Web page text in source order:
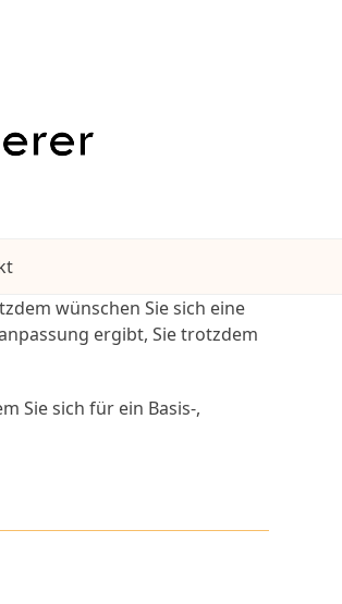
wünschen Sie sich eine
ergibt, Sie trotzdem
Sie sich für ein Basis-,